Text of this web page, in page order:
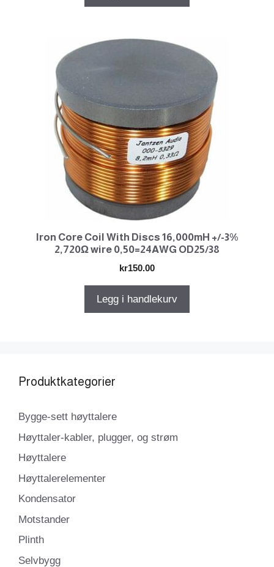
Iron Core Coil With Discs 16,000mH +/-3%
2,720Ω wire 0,50=24AWG OD25/38
kr150.00
Legg i handlekurv
Produktkategorier
Bygge-sett høyttalere
Høyttaler-kabler, plugger, og strøm
Høyttalere
Høyttalerelementer
Kondensator
Motstander
Plinth
Selvbygg